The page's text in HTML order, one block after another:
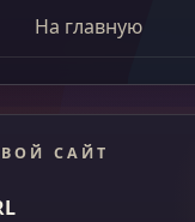
На главную
САЙТ